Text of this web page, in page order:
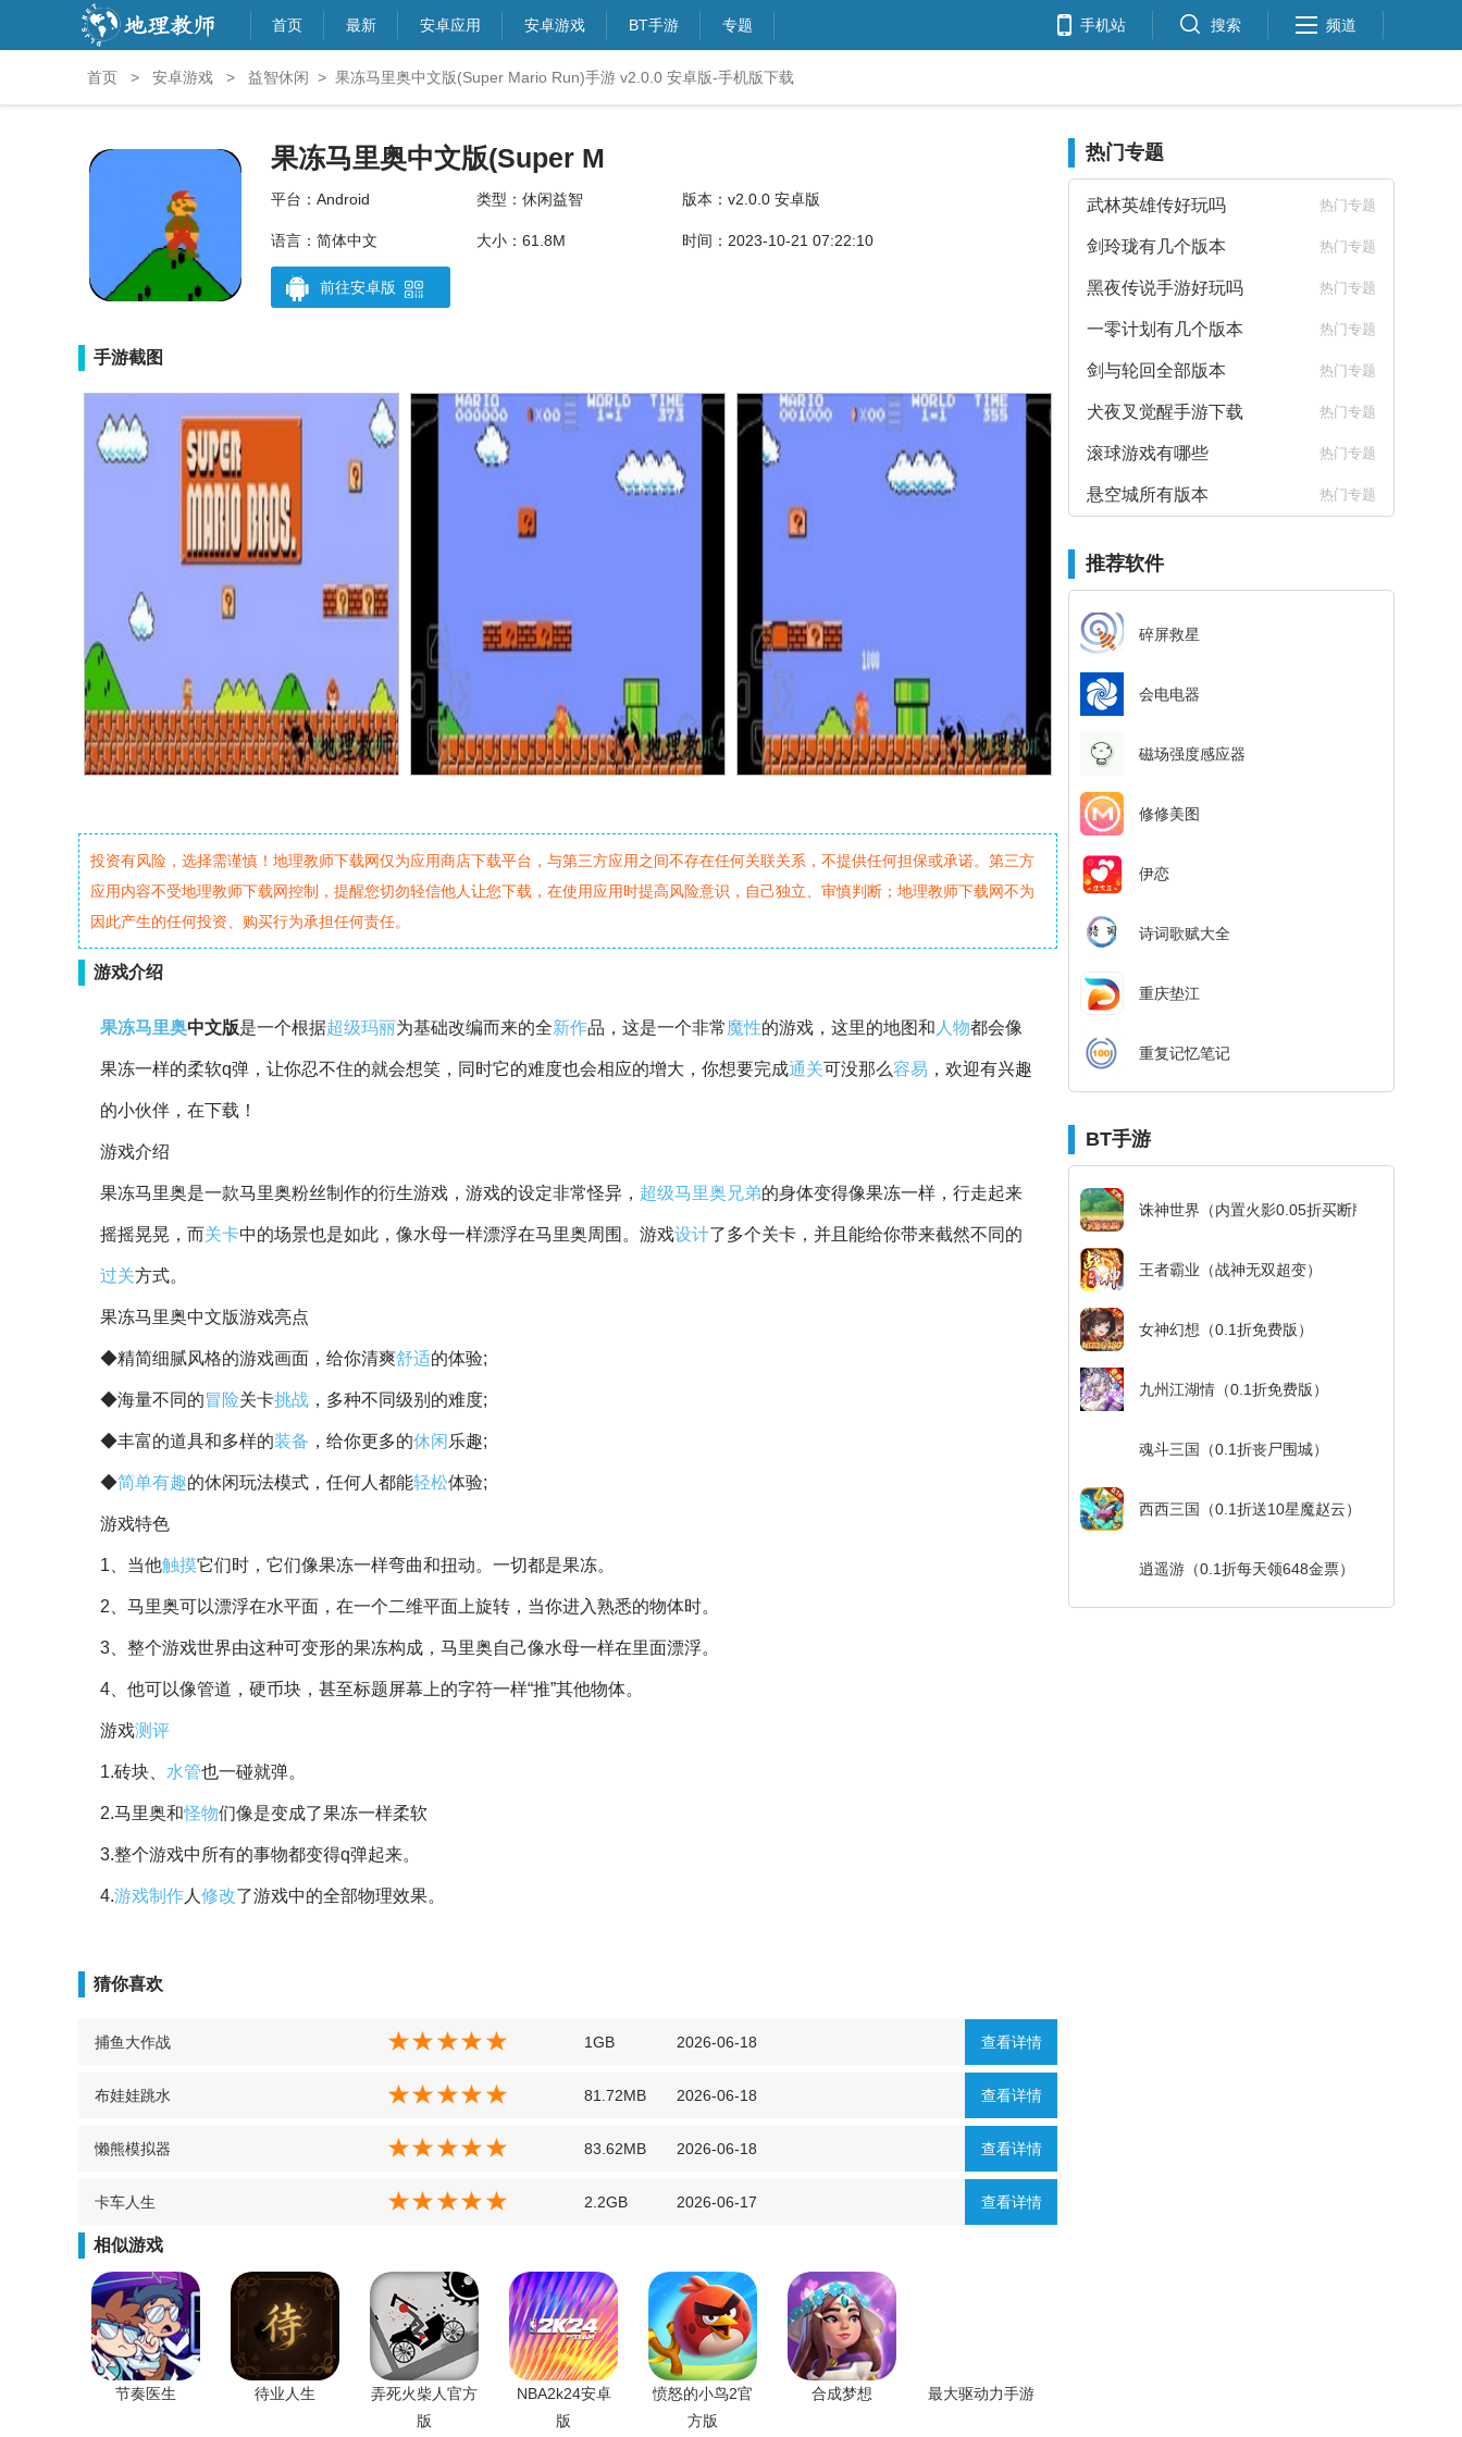
首页 最新 安卓应用 安卓游戏 BT手游 专题 手机站 搜索 频道
首页 > 安卓游戏 > 益智休闲 > 果冻马里奥中文版(Super Mario Run)手游 v2.0.0 安卓版-手机版下载
果冻马里奥中文版(Super M
平台：Android 类型：休闲益智 版本：v2.0.0 安卓版
语言：简体中文 大小：61.8M 时间：2023-10-21 07:22:10
前往安卓版
手游截图
投资有风险，选择需谨慎！地理教师下载网仅为应用商店下载平台，与第三方应用之间不存在任何关联关系，不提供任何担保或承诺。第三方
应用内容不受地理教师下载网控制，提醒您切勿轻信他人让您下载，在使用应用时提高风险意识，自己独立、审慎判断；地理教师下载网不为
因此产生的任何投资、购买行为承担任何责任。
游戏介绍
果冻马里奥中文版是一个根据超级玛丽为基础改编而来的全新作品，这是一个非常魔性的游戏，这里的地图和 人物都会像
果冻一样的柔软q弹，让你忍不住的就会想笑，同时它的难度也会相应的增大，你想要完成通关可没那么容易 ，欢迎有兴趣
的小伙伴，在下载！
游戏介绍
果冻马里奥是一款马里奥粉丝制作的衍生游戏，游戏的设定非常怪异， 超级马里奥兄弟的身体变得像果冻一样，行走起来
摇摇晃晃，而关卡中的场景也是如此，像水母一样漂浮在马里奥周围。游戏设计了多个关卡，并且能给你带来截然不同的
过关方式。
果冻马里奥中文版游戏亮点
◆精简细腻风格的游戏画面，给你清爽舒适的体验;
◆海量不同的冒险关卡挑战 ，多种不同级别的难度;
◆丰富的道具和多样的装备 ，给你更多的休闲 乐趣;
◆简单有趣的休闲玩法模式，任何人都能轻松体验;
游戏特色
1、当他触摸它们时，它们像果冻一样弯曲和扭动。一切都是果冻。
2、马里奥可以漂浮在水平面，在一个二维平面上旋转，当你进入熟悉的物体时。
3、整个游戏世界由这种可变形的果冻构成，马里奥自己像水母一样在里面漂浮。
4、他可以像管道，硬币块，甚至标题屏幕上的字符一样“推”其他物体。
游戏测评
1.砖块、 水管也一碰就弹。
2.马里奥和怪物们像是变成了果冻一样柔软
3.整个游戏中所有的事物都变得q弹起来。
4.游戏制作人 修改了游戏中的全部物理效果。
猜你喜欢
查看详情
捕鱼大作战 1GB 2026-06-18
查看详情
布娃娃跳水 81.72MB 2026-06-18
查看详情
懒熊模拟器 83.62MB 2026-06-18
查看详情
卡车人生 2.2GB 2026-06-17
相似游戏
节奏医生 待业人生
弄死火柴人官方
版
NBA2k24安卓
版
愤怒的小鸟2官
方版
合成梦想 最大驱动力手游
热门专题
武林英雄传好玩吗 热门专题
剑玲珑有几个版本 热门专题
黑夜传说手游好玩吗 热门专题
一零计划有几个版本 热门专题
剑与轮回全部版本 热门专题
犬夜叉觉醒手游下载 热门专题
滚球游戏有哪些 热门专题
悬空城所有版本 热门专题
推荐软件
碎屏救星
会电电器
磁场强度感应器
修修美图
伊恋
诗词歌赋大全
重庆垫江
重复记忆笔记
BT手游
诛神世界（内置火影0.05折买断版）
王者霸业（战神无双超变）
女神幻想（0.1折免费版）
九州江湖情（0.1折免费版）
魂斗三国（0.1折丧尸围城）
西西三国（0.1折送10星魔赵云）
逍遥游（0.1折每天领648金票）